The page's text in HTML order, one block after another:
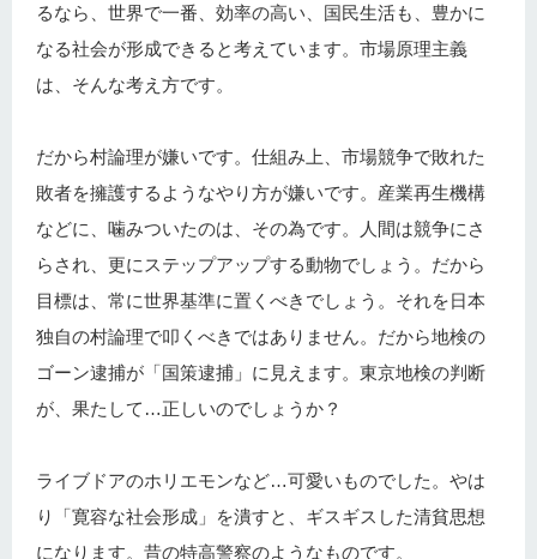
るなら、世界で一番、効率の高い、国民生活も、豊かに
なる社会が形成できると考えています。市場原理主義
は、そんな考え方です。
だから村論理が嫌いです。仕組み上、市場競争で敗れた
敗者を擁護するようなやり方が嫌いです。産業再生機構
などに、噛みついたのは、その為です。人間は競争にさ
らされ、更にステップアップする動物でしょう。だから
目標は、常に世界基準に置くべきでしょう。それを日本
独自の村論理で叩くべきではありません。だから地検の
ゴーン逮捕が「国策逮捕」に見えます。東京地検の判断
が、果たして…正しいのでしょうか？
ライブドアのホリエモンなど…可愛いものでした。やは
り「寛容な社会形成」を潰すと、ギスギスした清貧思想
になります。昔の特高警察のようなものです。